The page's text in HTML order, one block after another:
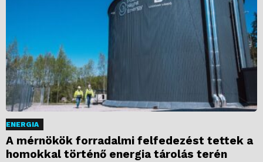
ENERGIA
A mérnökök forradalmi felfedezést tettek a
homokkal történő energia tárolás terén